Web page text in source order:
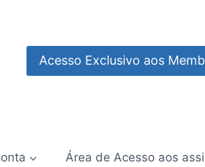
Acesso Exclusivo aos
Área de Acesso aos